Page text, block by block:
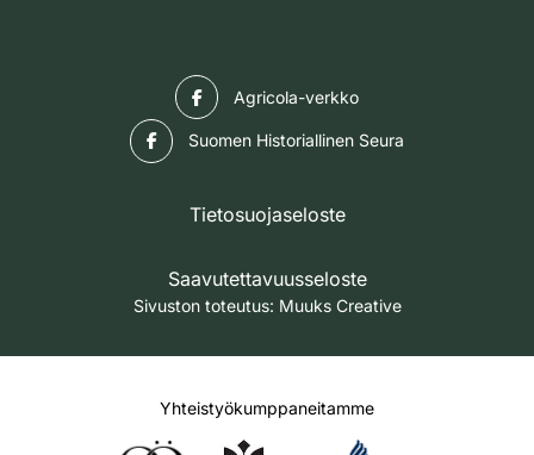
Agricola-verkko
Suomen Historiallinen Seura
Tietosuojaseloste
Saavutettavuusseloste
Sivuston toteutus: Muuks Creative
Yhteistyökumppaneitamme